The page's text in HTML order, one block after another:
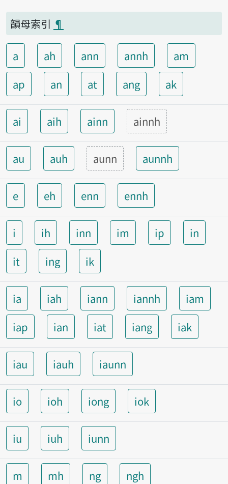
韻母索引 ¶
a ah ann annh
am
ap
an at ang ak
ai aih ainn ainnh
au auh aunn aunnh
e eh enn ennh
i ih inn im ip
in
it
ing ik
ia iah iann iannh
iam
iap
ian iat iang iak
iau iauh iaunn
io ioh iong iok
iu iuh iunn
m mh ng ngh